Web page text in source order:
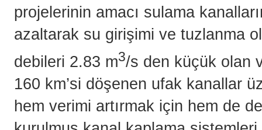
projelerinin amacı sulama
azaltarak su girişimi ve tuzlanma
debileri 2.83 m3/s den küçük olan
160 km’si döşenen ufak kanallar
hem verimi artırmak için hem de